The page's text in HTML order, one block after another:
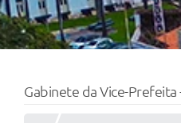
Gabinete da Vice-Prefeita